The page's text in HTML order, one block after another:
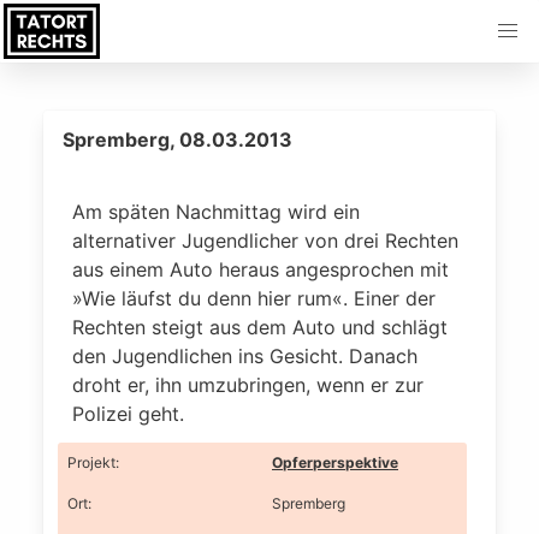
Spremberg, 08.03.2013
Am späten Nachmittag wird ein
alternativer Jugendlicher von drei Rechten
aus einem Auto heraus angesprochen mit
»Wie läufst du denn hier rum«. Einer der
Rechten steigt aus dem Auto und schlägt
den Jugendlichen ins Gesicht. Danach
droht er, ihn umzubringen, wenn er zur
Polizei geht.
Projekt: Opferperspektive
Ort: Spremberg